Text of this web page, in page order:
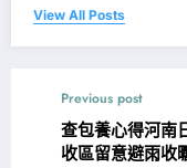
View All Posts
Previous post
查包養心得河南
收區留意避雨收